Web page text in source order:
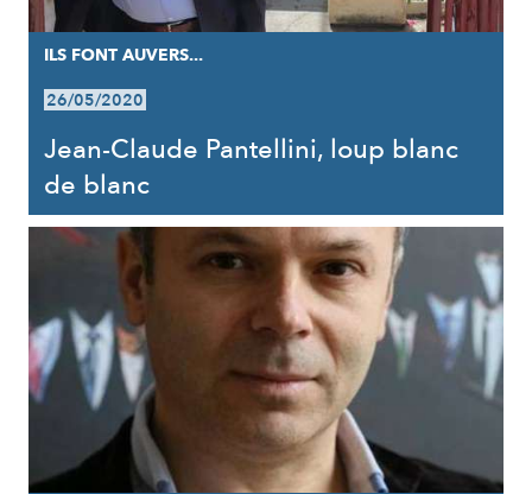
ILS FONT AUVERS...
26/05/2020
Jean-Claude Pantellini, loup blanc
de blanc